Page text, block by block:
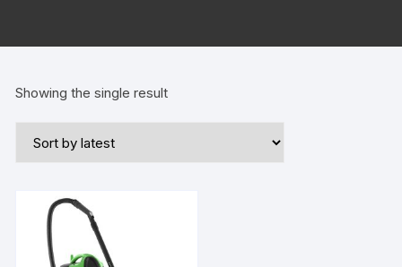
Showing the single result